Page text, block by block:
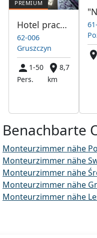
Hotel pracowniczy Gruszczyn Swarzędz Poznań
62-006
Gruszczyn
1-50
Pers.
8,7
km
Benachbarte
Monteurzimmer nähe
Monteurzimmer nähe
Monteurzimmer nähe
Monteurzimmer nähe
Monteurzimmer nähe